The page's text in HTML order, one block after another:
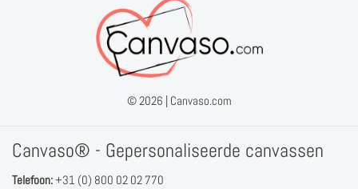
© 2026 | Canvaso.com
Canvaso® - Gepersonaliseerde canvassen
Telefoon:+31 (0) 800 02 02 770